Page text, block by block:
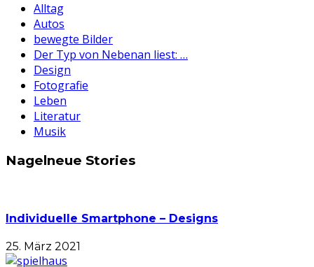
Alltag
Autos
bewegte Bilder
Der Typ von Nebenan liest: …
Design
Fotografie
Leben
Literatur
Musik
Nagelneue Stories
Individuelle Smartphone – Designs
25. März 2021